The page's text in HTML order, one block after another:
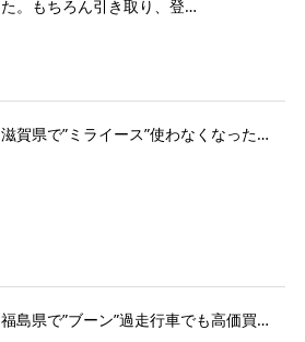
た。もちろん引き取り、登…
滋賀県で”ミライース”使わなくなった…
福島県で”ブーン”過走行車でも高価買…